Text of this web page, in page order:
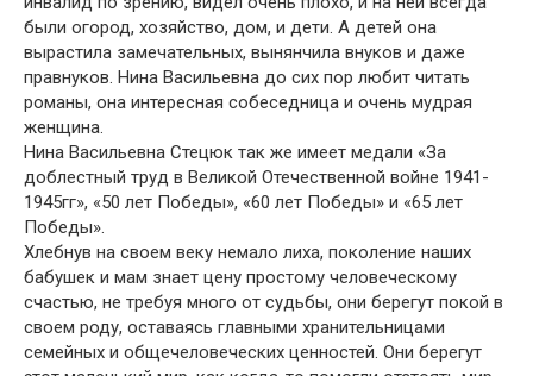
были огород, хозяйство, дом, и дети. А детей она
вырастила замечательных, вынянчила внуков и даже
правнуков. Нина Васильевна до сих пор любит читать
романы, она интересная собеседница и очень мудрая
женщина.
Нина Васильевна Стецюк так же имеет медали «За
доблестный труд в Великой Отечественной войне 1941-
1945гг», «50 лет Победы», «60 лет Победы» и «65 лет
Победы».
Хлебнув на своем веку немало лиха, поколение наших
бабушек и мам знает цену простому человеческому
счастью, не требуя много от судьбы, они берегут покой в
своем роду, оставаясь главными хранительницами
семейных и общечеловеческих ценностей. Они берегут